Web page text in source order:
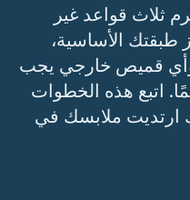
ثلاث قواعد غير
طبقتك الأساسية،
وأي قميص خارجي يجب
اتبع هذه الخطوات
ارتديت ملابسك في